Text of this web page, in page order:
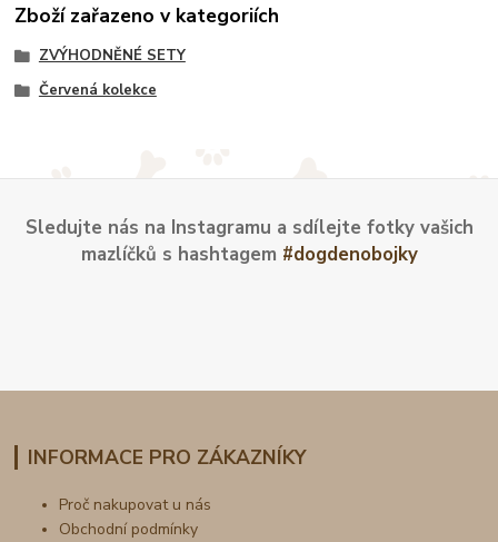
Zboží zařazeno v kategoriích
ZVÝHODNĚNÉ SETY
Červená kolekce
Sledujte nás na Instagramu a sdílejte fotky vašich
mazlíčků s hashtagem #dogdenobojky
INFORMACE PRO ZÁKAZNÍKY
Proč nakupovat u nás
Obchodní podmínky